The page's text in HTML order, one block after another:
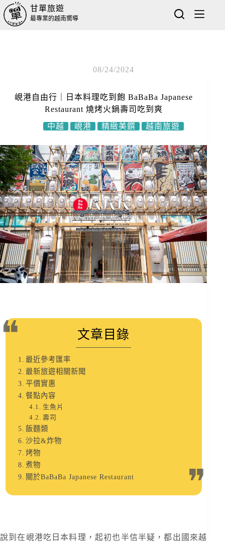
甘單旅遊
最專業的越南嚮導
08/24/2024
峴港自由行｜日本料理吃到飽 BaBaBa Japanese
Restaurant 燒烤火鍋壽司吃到爽
中越
峴港 精緻美饌 越南旅遊
文章目錄
最近參考匯率
最新旅遊相關新聞
平價實惠
餐點內容
生魚片
壽司
飯麵類
沙拉&炸物
烤物
煮物
關於BaBaBa Japanese Restaurant
說到在峴港吃日本料理，起初也半信半疑，都出國來越